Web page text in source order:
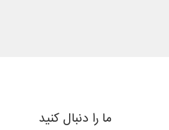
ما را دنبال کنید